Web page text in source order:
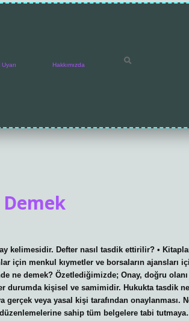
Hakkımızda
kelimesidir. Defter nasıl tasdik ettirilir? •
için menkul kıymetler ve borsaların ajansları
ne demek? Özetlediğimizde; Onay, doğru
durumda kişisel ve samimidir. Hukukta tasdik
veya yasal kişi tarafından onaylanması.
sahip tüm belgelere tabi